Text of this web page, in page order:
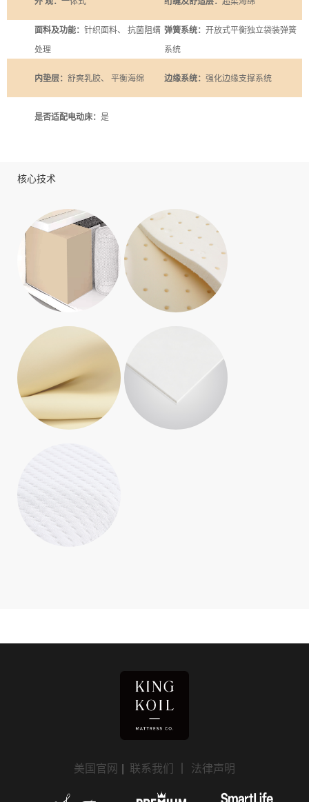
面料及功能： 针织面料、 抗菌阻螨
处理
弹簧系统： 开放式平衡独立袋装弹簧
系统
内垫层： 舒爽乳胶、 平衡海绵 边缘系统： 强化边缘支撑系统
是否适配电动床： 是
核心技术
美国官网 | 联系我们 ｜ 法律声明